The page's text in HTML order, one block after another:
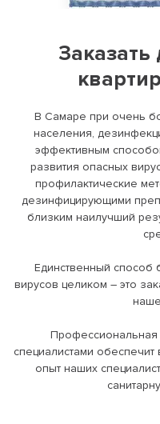
В Самаре при очень
населения,
эффективным
развития опасных
профилактические
дезинфицирующими
близким наилучший
Единственный способ
вирусов целиком – это
Профессиональная
специалистами
опыт наших